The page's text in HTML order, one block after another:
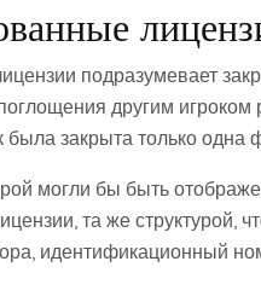
подразумевает
другим
была закрыта только
могли бы быть
та же структурой,
идентификационный